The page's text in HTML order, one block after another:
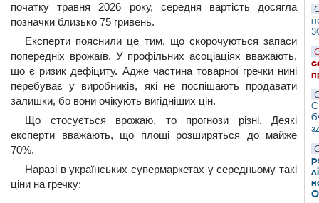
початку травня 2026 року, середня вартість досягла
позначки близько 75 гривень.
Експерти пояснили це тим, що скорочуються запаси
попередніх врожаїв. У профільних асоціаціях вважають,
що є ризик дефіциту. Адже частина товарної гречки нині
перебуває у виробників, які не поспішають продавати
залишки, бо вони очікують вигідніших цін.
Що стосується врожаю, то прогнози різні. Деякі
експерти вважають, що площі розширяться до майже
70%.
Наразі в українських супермаркетах у середньому такі
ціни на гречку: